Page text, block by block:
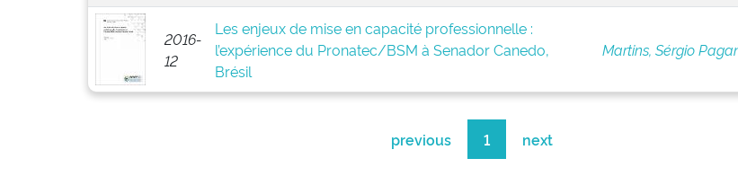
2016-
12
Les enjeux de mise en capacité professionnelle :
l’expérience du Pronatec/BSM à Senador Canedo,
Brésil
Martins, Sérgio
previous 1 next